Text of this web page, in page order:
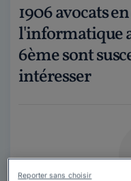
1906 avocats
l'informatique
6ème sont
intéresser
Reporter sans choisir